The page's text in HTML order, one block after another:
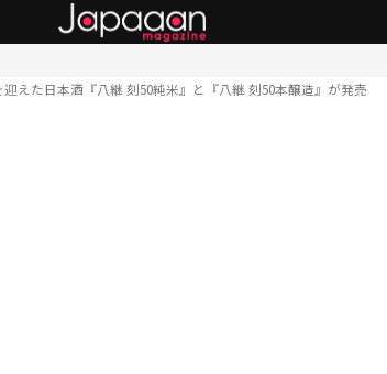
迎えた日本酒『八継 刻50純米』と『八継 刻50本醸造』が発売